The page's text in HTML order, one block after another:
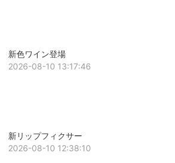
新色ワイン登場
2026-08-10 13:17:46
新リップフィクサー
2026-08-10 12:38:10